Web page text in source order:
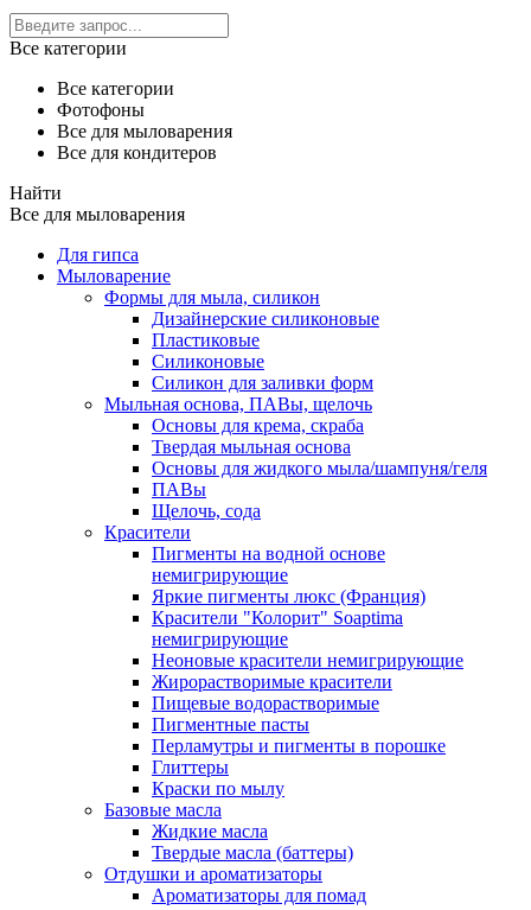
Все категории
Все категории
Фотофоны
Все для мыловарения
Все для кондитеров
Найти
Все для мыловарения
Для гипса
Мыловарение
Формы для мыла, силикон
Дизайнерские силиконовые
Пластиковые
Силиконовые
Силикон для заливки форм
Мыльная основа, ПАВы, щелочь
Основы для крема, скраба
Твердая мыльная основа
Основы для жидкого мыла/шампуня/геля
ПАВы
Щелочь, сода
Красители
Пигменты на водной основе
немигрирующие
Яркие пигменты люкс (Франция)
Красители "Колорит" Soaptima
немигрирующие
Неоновые красители немигрирующие
Жирорастворимые красители
Пищевые водорастворимые
Пигментные пасты
Перламутры и пигменты в порошке
Глиттеры
Краски по мылу
Базовые масла
Жидкие масла
Твердые масла (баттеры)
Отдушки и ароматизаторы
Ароматизаторы для помад